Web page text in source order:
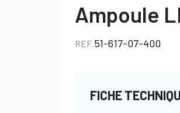
Ampoule
REF.51-617-07-400
FICHE